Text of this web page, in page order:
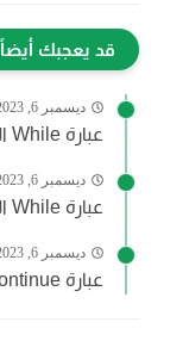
قد يعجبك أيضاً
ديسمبر 6, 2023
عبارة While التكرارية المتداخلة - تعلم البرمجة بلغة C بلس...
ديسمبر 6, 2023
عبارة While التكرارية - تعلم البرمجة بلغة C بلس بلس
ديسمبر 6, 2023
عبارة continue - تعلم البرمجة بلغة C بلس بلس